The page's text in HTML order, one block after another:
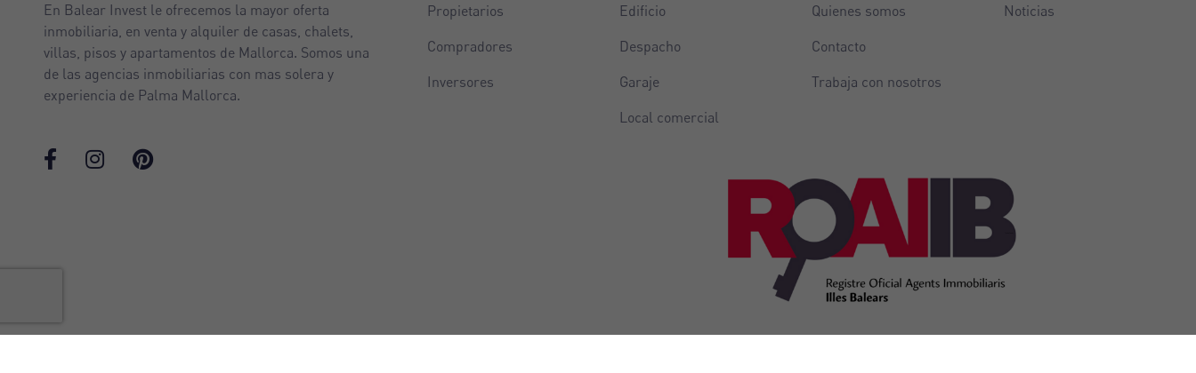
En Balear Invest le ofrecemos la mayor oferta
inmobiliaria, en venta y alquiler de casas, chalets,
villas, pisos y apartamentos de Mallorca. Somos una
de las agencias inmobiliarias con mas solera y
experiencia de Palma Mallorca.
Propietarios
Compradores
Inversores
Edificio
Despacho
Garaje
Local comercial
Quienes somos
Contacto
Trabaja con nosotros
Noticias